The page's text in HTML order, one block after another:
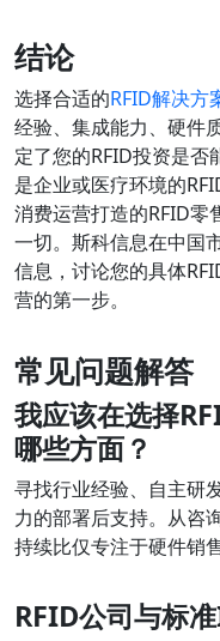
结论
选择合适的RFID解决方
经验、集成能力、硬件
定了您的RFID投资是
是企业或医疗环境的
消费运营打造的RFID零
一切。斯科信息在中国
信息，讨论您的具体
营的第一步。
常见问题解答
我应该在选择
哪些方面？
寻找行业经验、自主研
力的部署后支持。从咨
持续比仅专注于硬件销
RFID公司与标